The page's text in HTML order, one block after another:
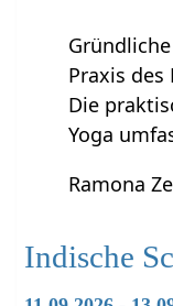
Praxis des
Die
Yoga
Ramona
Indische